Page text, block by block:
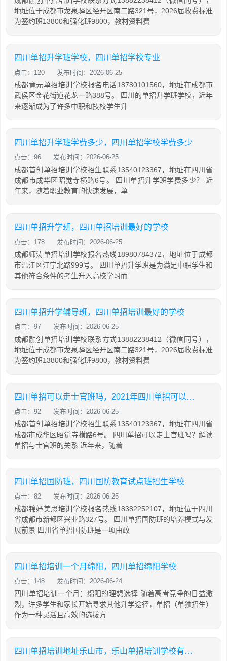
地址位于成都市龙泉驿区经开区南二路321号，2026届收费标准
为签约班13800和强化班9800，教材资料费
四川单招升学班学校，四川单招学校专业
点击：120 发布时间：2026-06-25
成都竟元单招培训学校报名电话18780101560，地址在成都市
武侯区金花街道花龙一路388号。 四川的单招升学班学校，近年
来逐渐成为了许多中职和技校学生升
四川单招升学班学费多少，四川单招学校学费多少
点击：96 发布时间：2026-06-25
成都首创单招培训学校招生联系13540123367，地址在四川省
成都市成华区昭觉寺横路6号。 四川单招升学班学费多少？ 近
年来，随着职业教育的快速发展，单
四川单招升学班，四川单招培训最好的学校
点击：178 发布时间：2026-06-25
成都师涛单招培训学校报名热线18980784372，地址位于成都
市温江区江宁北路999号。 四川单招升学班是为满足中职学生和
其他符合条件的考生升入高校学习而
四川单招升学辅导班，四川单招培训最好的学校
点击：97 发布时间：2026-06-25
成都融创单招培训学校联系方式13882238412（微信同号），
地址位于成都市龙泉驿区经开区南二路321号，2026届收费标准
为签约班13800和强化班9800，教材资料费
四川单招可以走士官班吗，2021年四川单招可以报几个学校
点击：92 发布时间：2026-06-25
成都首创单招培训学校招生联系13540123367，地址在四川省
成都市成华区昭觉寺横路6号。 四川单招可以走士官班吗？解读
单招与士官班的关系 近年来，随着
四川单招国防班，四川国防教育试点班招生学校
点击：82 发布时间：2026-06-25
成都锦妤美思培训学校报名热线18382252107，地址位于四川
省成都市新都区兴业路327号。 四川单招国防班的培养模式与发
展前景 四川省单招国防班是一项由政
四川单招培训一个月绵阳，四川单招绵阳学校
点击：148 发布时间：2026-06-24
四川单招培训一个月：绵阳的理想选择 随着高考竞争的日益激
烈，许多学生和家长开始寻求其他升学途径，单招（单独招生）
作为一种灵活且高效的选拔方
四川单招培训地址乐山市，乐山单招培训学校有哪些